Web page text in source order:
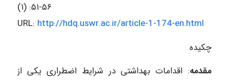
(۱) :۵۱-۵۶
URL: http://hdq.uswr.ac.ir/article-1-174-en.html
چکیده
مقدمه: اقدامات بهداشتی در شرایط اضطراری یکی از